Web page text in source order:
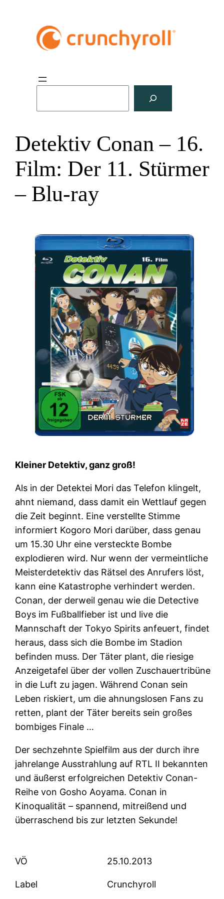
e
n
Detektiv Conan – 16.
Film: Der 11. Stürmer
– Blu-ray
Kleiner Detektiv, ganz groß!
Als in der Detektei Mori das Telefon klingelt,
ahnt niemand, dass damit ein Wettlauf gegen
die Zeit beginnt. Eine verstellte Stimme
informiert Kogoro Mori darüber, dass genau
um 15.30 Uhr eine versteckte Bombe
explodieren wird. Nur wenn der vermeintliche
Meisterdetektiv das Rätsel des Anrufers löst,
kann eine Katastrophe verhindert werden.
Conan, der derweil genau wie die Detective
Boys im Fußballfieber ist und live die
Mannschaft der Tokyo Spirits anfeuert, findet
heraus, dass sich die Bombe im Stadion
befinden muss. Der Täter plant, die riesige
Anzeigetafel über der vollen Zuschauertribüne
in die Luft zu jagen. Während Conan sein
Leben riskiert, um die ahnungslosen Fans zu
retten, plant der Täter bereits sein großes
bombiges Finale …
Der sechzehnte Spielfilm aus der durch ihre
jahrelange Ausstrahlung auf RTL II bekannten
und äußerst erfolgreichen Detektiv Conan-
Reihe von Gosho Aoyama. Conan in
Kinoqualität – spannend, mitreißend und
überraschend bis zur letzten Sekunde!
VÖ 25.10.2013
Label Crunchyroll